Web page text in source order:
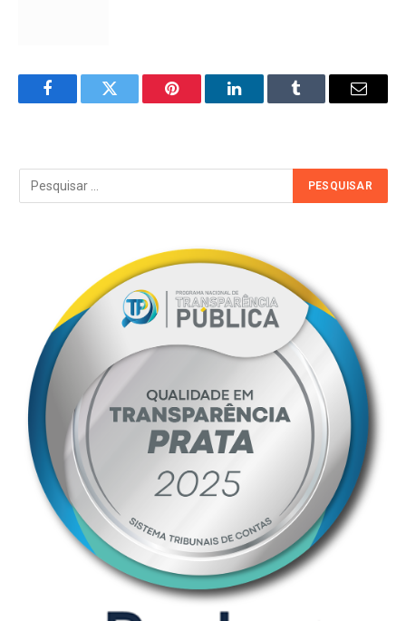
FacebookTwitter Pinterest LinkedInTumblr Email